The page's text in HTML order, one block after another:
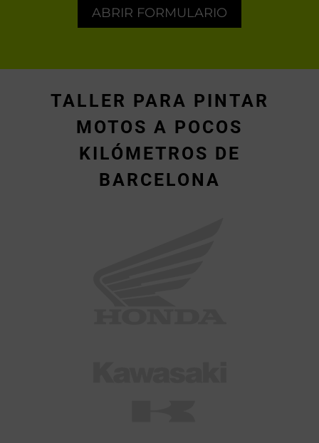
ABRIR FORMULARIO
TALLER PARA PINTAR
MOTOS A POCOS
KILÓMETROS DE
BARCELONA